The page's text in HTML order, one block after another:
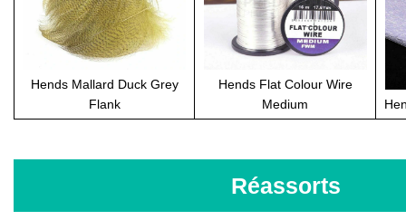
Hends Mallard Duck Grey
Flank
Hends Flat Colour Wire
Medium
Réassorts